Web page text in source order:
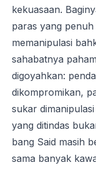
kekuasaan.
paras yang penuh
memanipulasi
sahabatnya
digoyahkan:
dikompromikan,
sukar
yang ditindas
bang Said masih
sama banyak